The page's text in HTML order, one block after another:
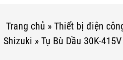
Trang chủ » Thiết bị điện
Shizuki » Tụ Bù Dầu 30K-